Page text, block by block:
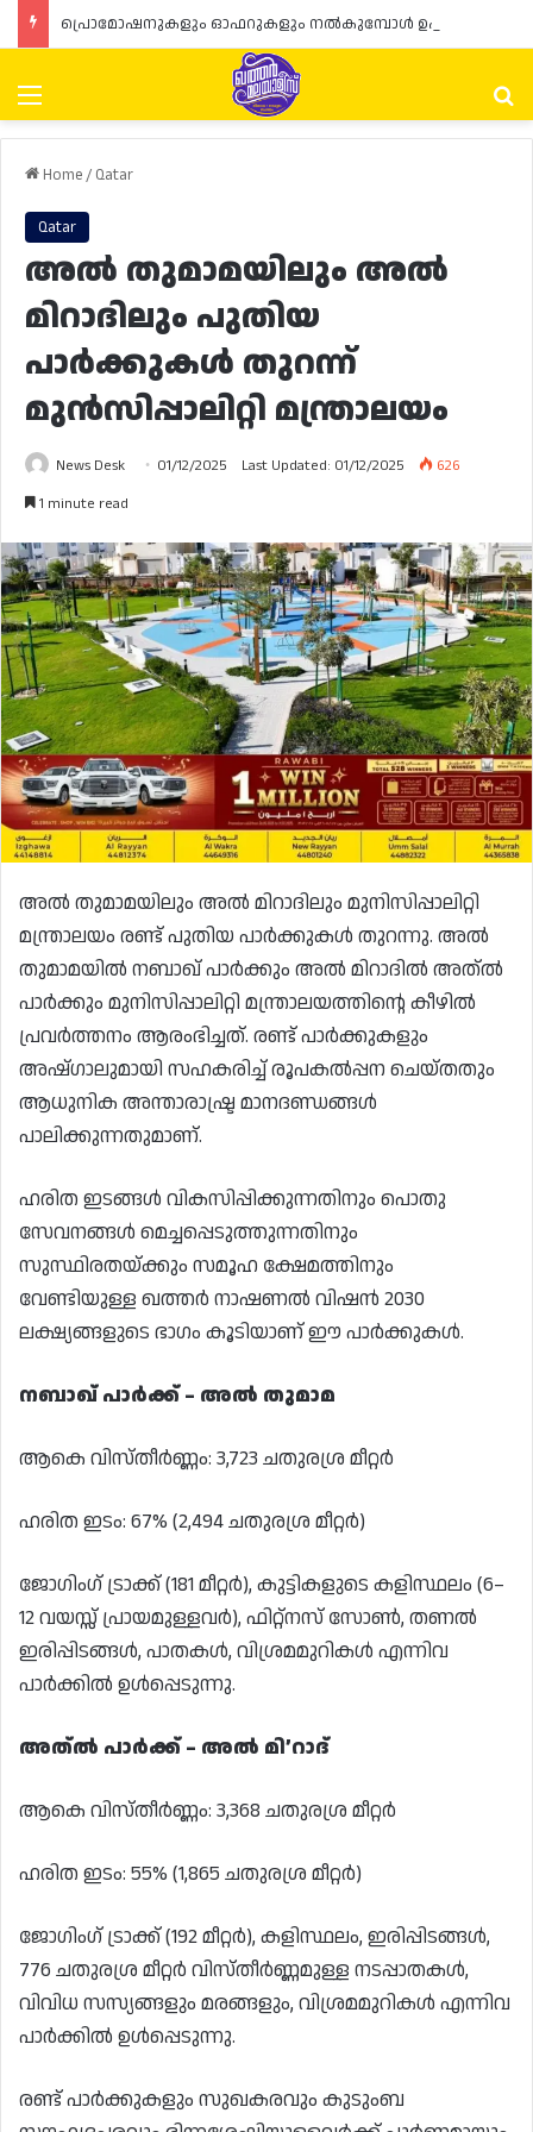
Menu
Home/ Qatar
Qatar
അൽ തുമാമയിലും അൽ
മിറാദിലും പുതിയ
പാർക്കുകൾ തുറന്ന്
മുൻസിപ്പാലിറ്റി മന്ത്രാലയം
News Desk 01/12/2025 Last Updated: 01/12/2025
626
1 minute read
അൽ തുമാമയിലും അൽ മിറാദിലും മുനിസിപ്പാലിറ്റി
മന്ത്രാലയം രണ്ട് പുതിയ പാർക്കുകൾ തുറന്നു. അൽ
തുമാമയിൽ നബാഖ് പാർക്കും അൽ മിറാദിൽ അത്ൽ
പാർക്കും മുനിസിപ്പാലിറ്റി മന്ത്രാലയത്തിന്റെ കീഴിൽ
പ്രവർത്തനം ആരംഭിച്ചത്. രണ്ട് പാർക്കുകളും
അഷ്ഗാലുമായി സഹകരിച്ച് രൂപകൽപ്പന ചെയ്തതും
ആധുനിക അന്താരാഷ്ട്ര മാനദണ്ഡങ്ങൾ
പാലിക്കുന്നതുമാണ്.
ഹരിത ഇടങ്ങൾ വികസിപ്പിക്കുന്നതിനും പൊതു
സേവനങ്ങൾ മെച്ചപ്പെടുത്തുന്നതിനും
സുസ്ഥിരതയ്ക്കും സമൂഹ ക്ഷേമത്തിനും
വേണ്ടിയുള്ള ഖത്തർ നാഷണൽ വിഷൻ 2030
ലക്ഷ്യങ്ങളുടെ ഭാഗം കൂടിയാണ് ഈ പാർക്കുകൾ.
നബാഖ് പാർക്ക് – അൽ തുമാമ
ആകെ വിസ്തീർണ്ണം: 3,723 ചതുരശ്ര മീറ്റർ
ഹരിത ഇടം: 67% (2,494 ചതുരശ്ര മീറ്റർ)
ജോഗിംഗ് ട്രാക്ക് (181 മീറ്റർ), കുട്ടികളുടെ കളിസ്ഥലം (6–
12 വയസ്സ് പ്രായമുള്ളവർ), ഫിറ്റ്നസ് സോൺ, തണൽ
ഇരിപ്പിടങ്ങൾ, പാതകൾ, വിശ്രമമുറികൾ എന്നിവ
പാർക്കിൽ ഉൾപ്പെടുന്നു.
അത്ൽ പാർക്ക് – അൽ മി’റാദ്
ആകെ വിസ്തീർണ്ണം: 3,368 ചതുരശ്ര മീറ്റർ
ഹരിത ഇടം: 55% (1,865 ചതുരശ്ര മീറ്റർ)
ജോഗിംഗ് ട്രാക്ക് (192 മീറ്റർ), കളിസ്ഥലം, ഇരിപ്പിടങ്ങൾ,
776 ചതുരശ്ര മീറ്റർ വിസ്തീർണ്ണമുള്ള നടപ്പാതകൾ,
വിവിധ സസ്യങ്ങളും മരങ്ങളും, വിശ്രമമുറികൾ എന്നിവ
പാർക്കിൽ ഉൾപ്പെടുന്നു.
രണ്ട് പാർക്കുകളും സുഖകരവും കുടുംബ